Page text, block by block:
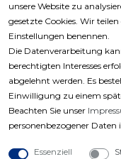
unsere Website zu
gesetzte Cookies. Wir
Einstellungen benennen.
Die Datenverarbeitung
berechtigten Interesses
abgelehnt werden. Es
Einwilligung zu einem
Beachten Sie unser
personenbezogener Daten
Essenziell